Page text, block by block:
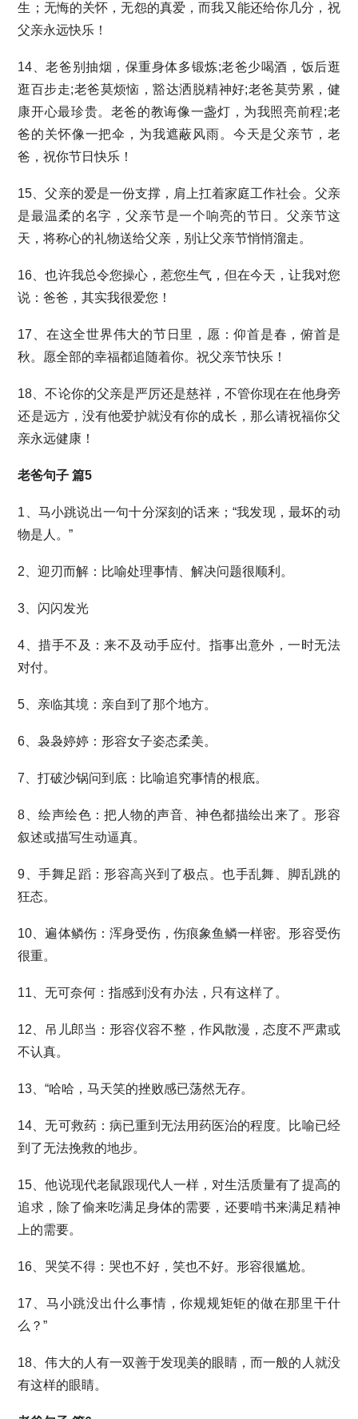
生；无悔的关怀，无怨的真爱，而我又能还给你几分，祝
父亲永远快乐！
14、老爸别抽烟，保重身体多锻炼;老爸少喝酒，饭后逛
逛百步走;老爸莫烦恼，豁达洒脱精神好;老爸莫劳累，健
康开心最珍贵。老爸的教诲像一盏灯，为我照亮前程;老
爸的关怀像一把伞，为我遮蔽风雨。今天是父亲节，老
爸，祝你节日快乐！
15、父亲的爱是一份支撑，肩上扛着家庭工作社会。父亲
是最温柔的名字，父亲节是一个响亮的节日。父亲节这
天，将称心的礼物送给父亲，别让父亲节悄悄溜走。
16、也许我总令您操心，惹您生气，但在今天，让我对您
说：爸爸，其实我很爱您！
17、在这全世界伟大的节日里，愿：仰首是春，俯首是
秋。愿全部的幸福都追随着你。祝父亲节快乐！
18、不论你的父亲是严厉还是慈祥，不管你现在在他身旁
还是远方，没有他爱护就没有你的成长，那么请祝福你父
亲永远健康！
老爸句子 篇5
1、马小跳说出一句十分深刻的话来；“我发现，最坏的动
物是人。”
2、迎刃而解：比喻处理事情、解决问题很顺利。
3、闪闪发光
4、措手不及：来不及动手应付。指事出意外，一时无法
对付。
5、亲临其境：亲自到了那个地方。
6、袅袅婷婷：形容女子姿态柔美。
7、打破沙锅问到底：比喻追究事情的根底。
8、绘声绘色：把人物的声音、神色都描绘出来了。形容
叙述或描写生动逼真。
9、手舞足蹈：形容高兴到了极点。也手乱舞、脚乱跳的
狂态。
10、遍体鳞伤：浑身受伤，伤痕象鱼鳞一样密。形容受伤
很重。
11、无可奈何：指感到没有办法，只有这样了。
12、吊儿郎当：形容仪容不整，作风散漫，态度不严肃或
不认真。
13、“哈哈，马天笑的挫败感已荡然无存。
14、无可救药：病已重到无法用药医治的程度。比喻已经
到了无法挽救的地步。
15、他说现代老鼠跟现代人一样，对生活质量有了提高的
追求，除了偷来吃满足身体的需要，还要啃书来满足精神
上的需要。
16、哭笑不得：哭也不好，笑也不好。形容很尴尬。
17、马小跳没出什么事情，你规规矩钜的做在那里干什
么？”
18、伟大的人有一双善于发现美的眼睛，而一般的人就没
有这样的眼睛。